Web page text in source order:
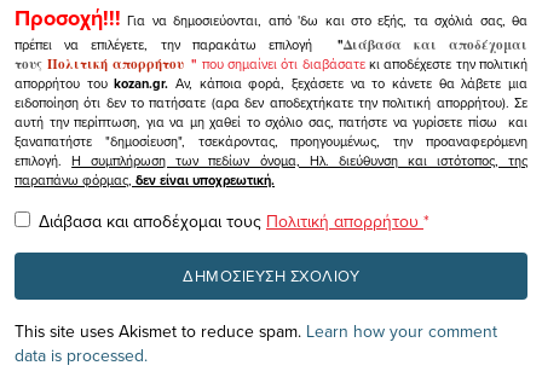
Προσοχή!!! Για να δημοσιεύονται, από 'δω και στο εξής, τα σχόλιά σας, θα
πρέπει να επιλέγετε, την παρακάτω επιλογή
"Διάβασα και αποδέχομαι
τουςΠολιτική απορρήτου" που σημαίνει ότι διαβάσατεκι αποδέχεστε την πολιτική
απορρήτου τουkozan.gr. Αν, κάποια φορά, ξεχάσετε να το κάνετε θα λάβετε μια
ειδοποίηση ότι δεν το πατήσατε (αρα δεν αποδεχτήκατε την πολιτική απορρήτου). Σε
αυτή την περίπτωση, για να μη χαθεί το σχόλιο σας, πατήστε να γυρίσετε πίσω και
ξαναπατήστε "δημοσίευση", τσεκάροντας, προηγουμένως, την προαναφερόμενη
επιλογή.Η συμπλήρωση των πεδίων όνομα, Ηλ. διεύθυνση και ιστότοπος, της
παραπάνω φόρμας, δεν είναι υποχρεωτική.
Διάβασα και αποδέχομαι τους Πολιτική απορρήτου *
This site uses Akismet to reduce spam. Learn how your comment
data is processed.